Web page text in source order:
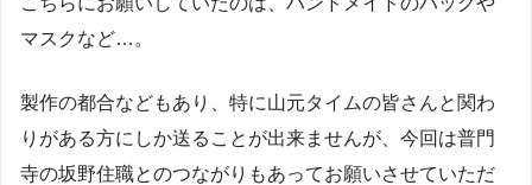
マスクなど…。
製作の都合などもあり、特に山元タイムの皆さんと関わ
りがある方にしか送ることが出来ませんが、今回は普門
寺の坂野住職とのつながりもあってお願いさせていただ